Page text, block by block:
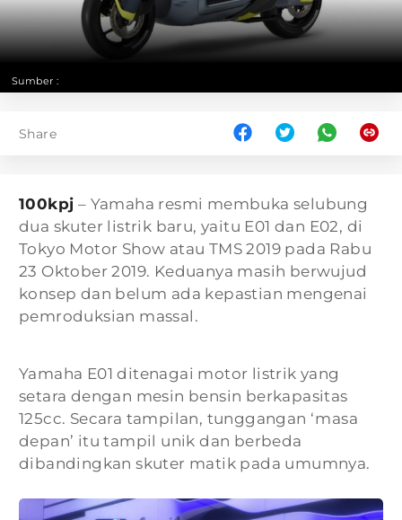
Sumber :
Share
100kpj – Yamaha resmi membuka selubung
dua skuter listrik baru, yaitu E01 dan E02, di
Tokyo Motor Show atau TMS 2019 pada Rabu
23 Oktober 2019. Keduanya masih berwujud
konsep dan belum ada kepastian mengenai
pemroduksian massal.
Yamaha E01 ditenagai motor listrik yang
setara dengan mesin bensin berkapasitas
125cc. Secara tampilan, tunggangan ‘masa
depan’ itu tampil unik dan berbeda
dibandingkan skuter matik pada umumnya.